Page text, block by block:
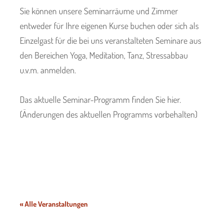
Sie können unsere Seminarräume und Zimmer
entweder für Ihre eigenen Kurse buchen oder sich als
Einzelgast für die bei uns veranstalteten Seminare aus
den Bereichen Yoga, Meditation, Tanz, Stressabbau
u.v.m. anmelden.
Das aktuelle Seminar-Programm finden Sie hier.
(Änderungen des aktuellen Programms vorbehalten)
« Alle Veranstaltungen